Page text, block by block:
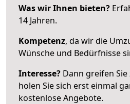
Was wir Ihnen bieten?
14 Jahren.
Kompetenz, da wir die
Wünsche und Bedürfnisse
Interesse? Dann greifen
holen Sie sich erst einmal
kostenlose Angebote.